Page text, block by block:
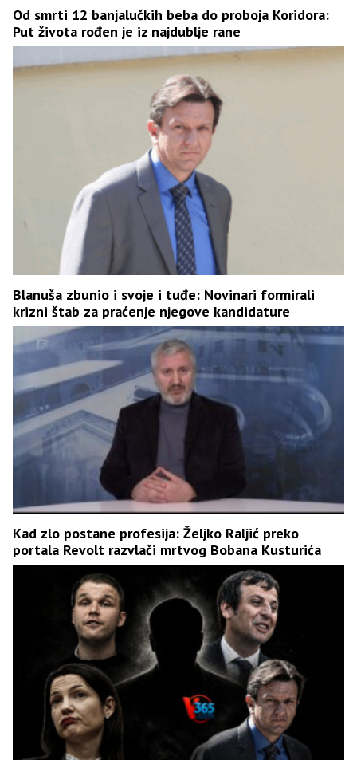
Od smrti 12 banjalučkih beba do proboja Koridora:
Put života rođen je iz najdublje rane
Blanuša zbunio i svoje i tuđe: Novinari formirali
krizni štab za praćenje njegove kandidature
Kad zlo postane profesija: Željko Raljić preko
portala Revolt razvlači mrtvog Bobana Kusturića